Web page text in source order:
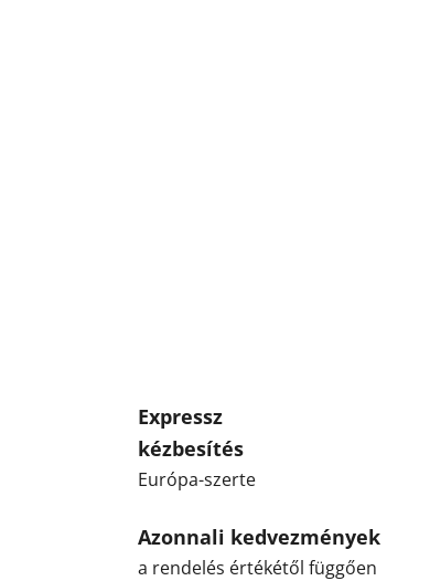
Expressz
kézbesítés
Európa-szerte
Azonnali kedvezmények
a rendelés értékétől függően